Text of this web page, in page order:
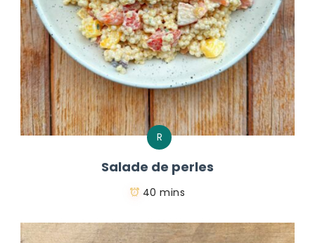
R
Salade de perles
40 mins